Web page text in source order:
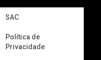
SAC
Política de
Privacidade